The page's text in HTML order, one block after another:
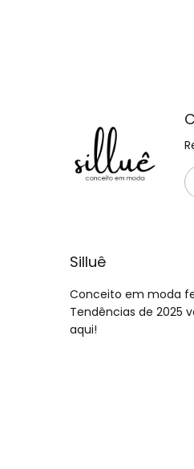
Silluê
Conceito em moda
Tendências de 2025
aqui!